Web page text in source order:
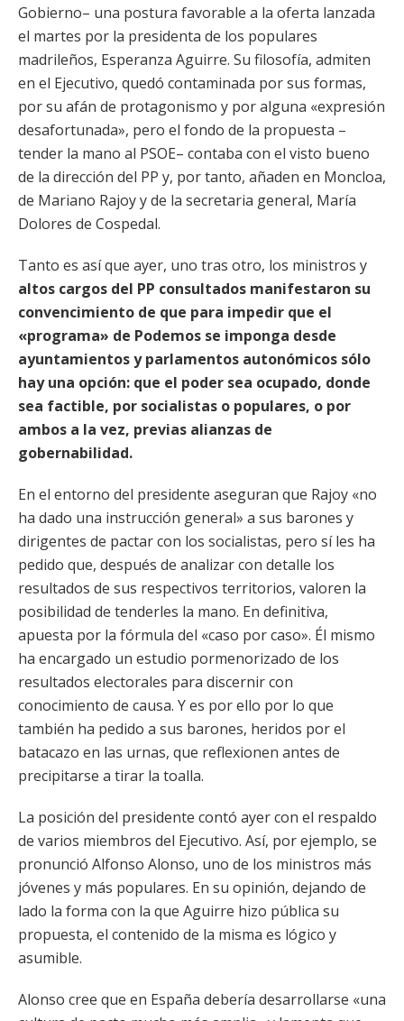
Gobierno– una postura favorable a la oferta lanzada
el martes por la presidenta de los populares
madrileños, Esperanza Aguirre. Su filosofía, admiten
en el Ejecutivo, quedó contaminada por sus formas,
por su afán de protagonismo y por alguna «expresión
desafortunada», pero el fondo de la propuesta –
tender la mano al PSOE– contaba con el visto bueno
de la dirección del PP y, por tanto, añaden en Moncloa,
de Mariano Rajoy y de la secretaria general, María
Dolores de Cospedal.
Tanto es así que ayer, uno tras otro, los ministros y
altos cargos del PP consultados manifestaron su
convencimiento de que para impedir que el
«programa» de Podemos se imponga desde
ayuntamientos y parlamentos autonómicos sólo
hay una opción: que el poder sea ocupado, donde
sea factible, por socialistas o populares, o por
ambos a la vez, previas alianzas de
gobernabilidad.
En el entorno del presidente aseguran que Rajoy «no
ha dado una instrucción general» a sus barones y
dirigentes de pactar con los socialistas, pero sí les ha
pedido que, después de analizar con detalle los
resultados de sus respectivos territorios, valoren la
posibilidad de tenderles la mano. En definitiva,
apuesta por la fórmula del «caso por caso». Él mismo
ha encargado un estudio pormenorizado de los
resultados electorales para discernir con
conocimiento de causa. Y es por ello por lo que
también ha pedido a sus barones, heridos por el
batacazo en las urnas, que reflexionen antes de
precipitarse a tirar la toalla.
La posición del presidente contó ayer con el respaldo
de varios miembros del Ejecutivo. Así, por ejemplo, se
pronunció Alfonso Alonso, uno de los ministros más
jóvenes y más populares. En su opinión, dejando de
lado la forma con la que Aguirre hizo pública su
propuesta, el contenido de la misma es lógico y
asumible.
Alonso cree que en España debería desarrollarse «una